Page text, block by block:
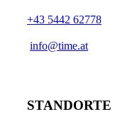
+43 5442 62778
info@time.at
STANDORTE